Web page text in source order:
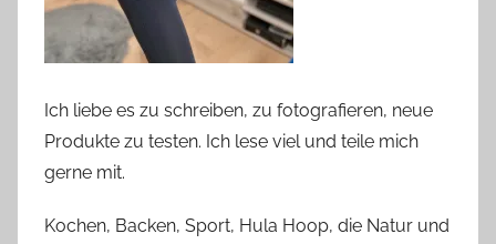
Ich liebe es zu schreiben, zu fotografieren, neue
Produkte zu testen. Ich lese viel und teile mich
gerne mit.
Kochen, Backen, Sport, Hula Hoop, die Natur und